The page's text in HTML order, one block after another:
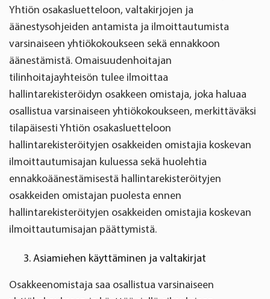
Yhtiön osakasluetteloon, valtakirjojen ja
äänestysohjeiden antamista ja ilmoittautumista
varsinaiseen yhtiökokoukseen sekä ennakkoon
äänestämistä. Omaisuudenhoitajan
tilinhoitajayhteisön tulee ilmoittaa
hallintarekisteröidyn osakkeen omistaja, joka haluaa
osallistua varsinaiseen yhtiökokoukseen, merkittäväksi
tilapäisesti Yhtiön osakasluetteloon
hallintarekisteröityjen osakkeiden omistajia koskevan
ilmoittautumisajan kuluessa sekä huolehtia
ennakkoäänestämisestä hallintarekisteröityjen
osakkeiden omistajan puolesta ennen
hallintarekisteröityjen osakkeiden omistajia koskevan
ilmoittautumisajan päättymistä.
Asiamiehen käyttäminen ja valtakirjat
Osakkeenomistaja saa osallistua varsinaiseen